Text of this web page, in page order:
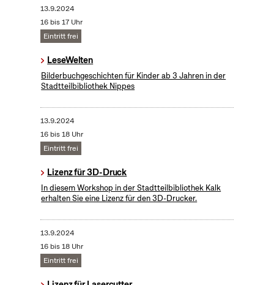
13.9.2024
16 bis 17 Uhr
Eintritt frei
LeseWelten
Bilderbuchgeschichten für Kinder ab 3 Jahren in der
Stadtteilbibliothek Nippes
13.9.2024
16 bis 18 Uhr
Eintritt frei
Lizenz für 3D-Druck
In diesem Workshop in der Stadtteilbibliothek Kalk
erhalten Sie eine Lizenz für den 3D-Drucker.
13.9.2024
16 bis 18 Uhr
Eintritt frei